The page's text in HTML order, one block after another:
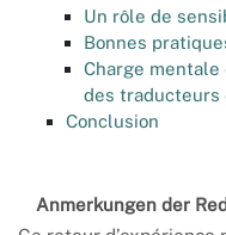
Un rôle de
Bonnes
Charge
des traducteurs
Conclusion
Anmerkungen der